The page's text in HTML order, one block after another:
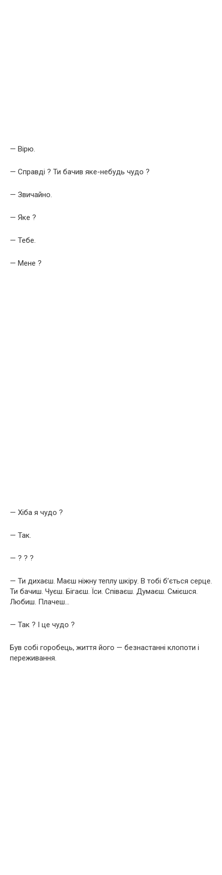
— Вірю.
— Справді ? Ти бачив яке-небудь чудо ?
— Звичайно.
— Яке ?
— Тебе.
— Мене ?
— Хіба я чудо ?
— Так.
— ? ? ?
— Ти дихаєш. Маєш ніжну теплу шкіру. В тобі б’ється серце.
Ти бачиш. Чуєш. Бігаєш. Їси. Співаєш. Думаєш. Смієшся.
Любиш. Плачеш…
— Так ? І це чудо ?
Був собі горобець, життя його — безнастанні клопоти і
переживання.